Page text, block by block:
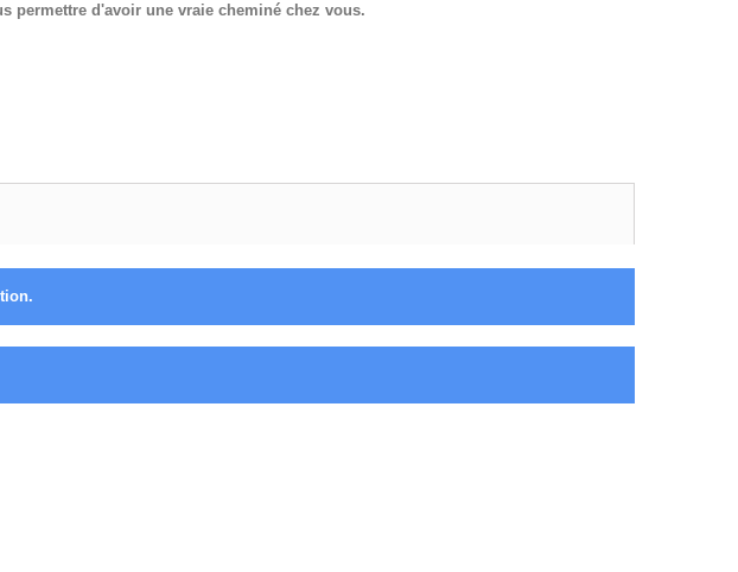
permettre d'avoir une vraie cheminé chez vous.